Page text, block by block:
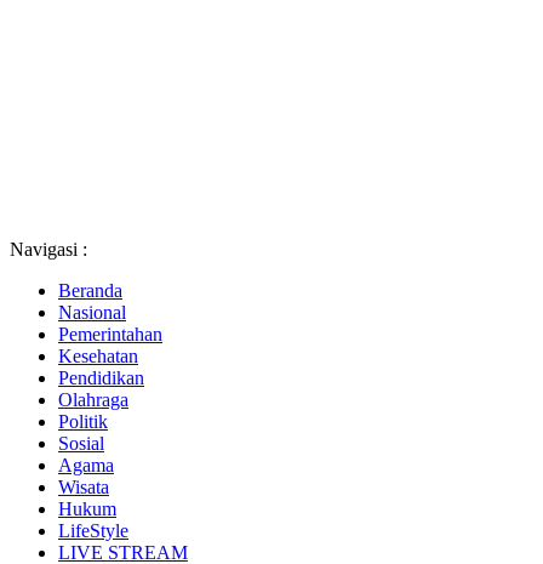
Navigasi :
Beranda
Nasional
Pemerintahan
Kesehatan
Pendidikan
Olahraga
Politik
Sosial
Agama
Wisata
Hukum
LifeStyle
LIVE STREAM